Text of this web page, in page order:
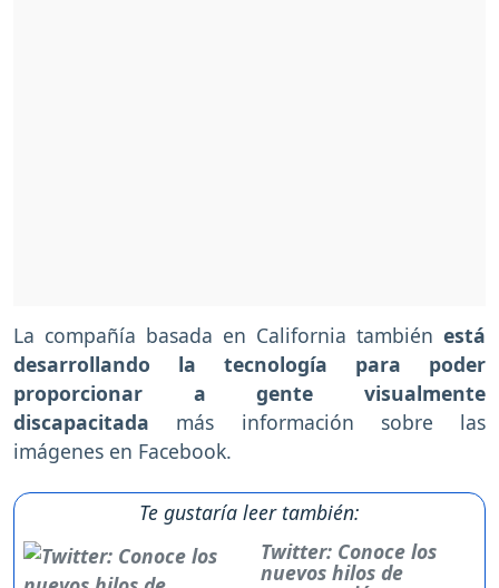
La compañía basada en California también está
desarrollando la tecnología para poder
proporcionar a gente visualmente
discapacitada más información sobre las
imágenes en Facebook.
Te gustaría leer también:
Twitter: Conoce los
nuevos hilos de